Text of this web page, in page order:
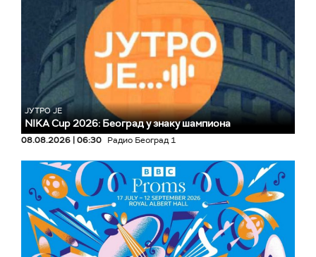
ЈУТРО ЈЕ
NIKA Cup 2026: Београд у знаку шампиона
08.08.2026 | 06:30 Радио Београд 1